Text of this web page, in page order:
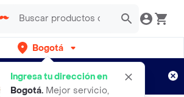
Bogotá
Ingresa tu dirección en
Bogotá. Mejor servicio,
gratis por semanas
Aplican TyC